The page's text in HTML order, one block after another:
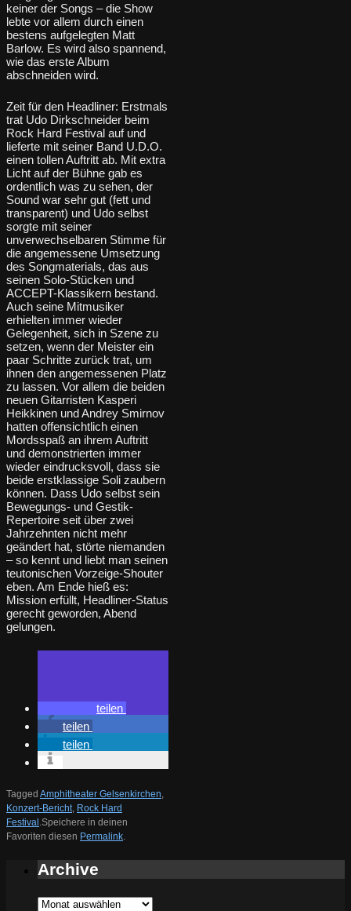
keiner der Songs – die Show
lebte vor allem durch einen
bestens aufgelegten Matt
Barlow. Es wird also spannend,
wie das erste Album
abschneiden wird.
Zeit für den Headliner: Erstmals
trat Udo Dirkschneider beim
Rock Hard Festival auf und
lieferte mit seiner Band U.D.O.
einen tollen Auftritt ab. Mit extra
Licht auf der Bühne gab es
ordentlich was zu sehen, der
Sound war sehr gut (fett und
transparent) und Udo selbst
sorgte mit seiner
unverwechselbaren Stimme für
die angemessene Umsetzung
des Songmaterials, das aus
seinen Solo-Stücken und
ACCEPT-Klassikern bestand.
Auch seine Mitmusiker
erhielten immer wieder
Gelegenheit, sich in Szene zu
setzen, wenn der Meister ein
paar Schritte zurück trat, um
ihnen den angemessenen Platz
zu lassen. Vor allem die beiden
neuen Gitarristen Kasperi
Heikkinen und Andrey Smirnov
hatten offensichtlich einen
Mordsspaß an ihrem Auftritt
und demonstrierten immer
wieder eindrucksvoll, dass sie
beide erstklassige Soli zaubern
können. Dass Udo selbst sein
Bewegungs- und Gestik-
Repertoire seit über zwei
Jahrzehnten nicht mehr
geändert hat, störte niemanden
– so kennt und liebt man seinen
teutonischen Vorzeige-Shouter
eben. Am Ende hieß es:
Mission erfüllt, Headliner-Status
gerecht geworden, Abend
gelungen.
teilen
teilen
teilen
Tagged Amphitheater Gelsenkirchen
Konzert-Bericht, Rock Hard
Festival Speichere in deinen
Favoriten diesen Permalink
Archive
Archive